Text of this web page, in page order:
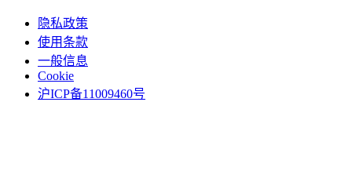
隐私政策
使用条款
一般信息
Cookie
沪ICP备11009460号